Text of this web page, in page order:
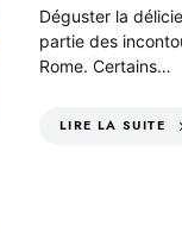
Déguster la
partie des
Rome. Certains…
LIRE LA SUITE